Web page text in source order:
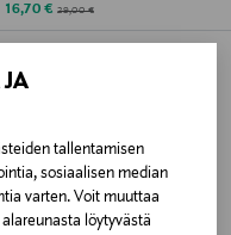
JA
tallentamisen
sosiaalisen median
varten. Voit muuttaa
löytyvästä
Discounted Price
16,70 € Original Price
29,00 €